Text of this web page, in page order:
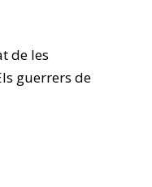
de les
guerrers de